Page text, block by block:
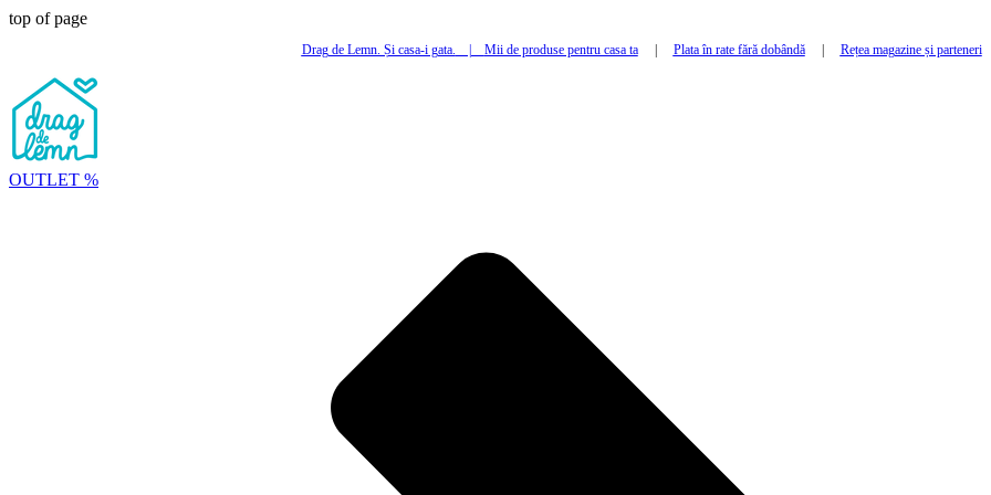
top of page
Drag de Lemn. Și casa-i gata. Mii de produse pentru casa ta| Plata în rate fără dobândă| Rețea magazine și parteneri
OUTLET %